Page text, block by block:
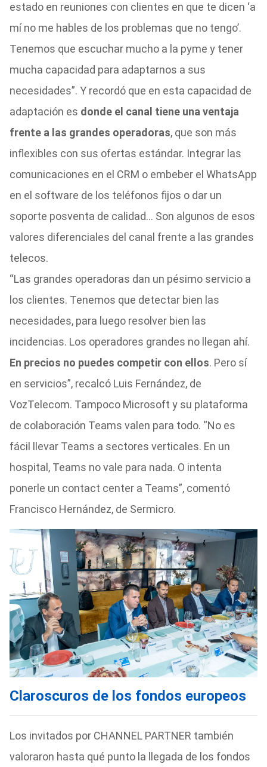
estado en reuniones con clientes en que te dicen ‘a
mí no me hables de los problemas que no tengo’.
Tenemos que escuchar mucho a la pyme y tener
mucha capacidad para adaptarnos a sus
necesidades”. Y recordó que en esta capacidad de
adaptación es donde el canal tiene una ventaja
frente a las grandes operadoras, que son más
inflexibles con sus ofertas estándar. Integrar las
comunicaciones en el CRM o embeber el WhatsApp
en el software de los teléfonos fijos o dar un
soporte posventa de calidad… Son algunos de esos
valores diferenciales del canal frente a las grandes
telecos.
“Las grandes operadoras dan un pésimo servicio a
los clientes. Tenemos que detectar bien las
necesidades, para luego resolver bien las
incidencias. Los operadores grandes no llegan ahí.
En precios no puedes competir con ellos. Pero sí
en servicios”, recalcó Luis Fernández, de
VozTelecom. Tampoco Microsoft y su plataforma
de colaboración Teams valen para todo. “No es
fácil llevar Teams a sectores verticales. En un
hospital, Teams no vale para nada. O intenta
ponerle un contact center a Teams”, comentó
Francisco Hernández, de Sermicro.
Claroscuros de los fondos europeos
Los invitados por CHANNEL PARTNER también
valoraron hasta qué punto la llegada de los fondos